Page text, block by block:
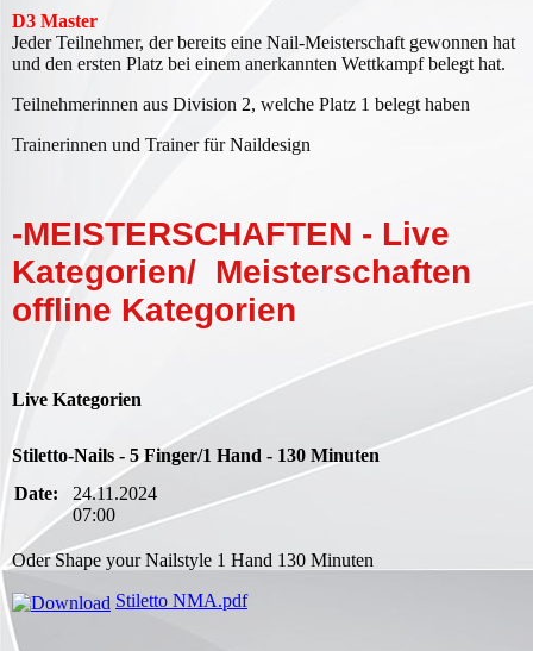
D3 Master
Jeder Teilnehmer, der bereits eine Nail-Meisterschaft gewonnen hat
und den ersten Platz bei einem anerkannten Wettkampf belegt hat.
Teilnehmerinnen aus Division 2, welche Platz 1 belegt haben
Trainerinnen und Trainer für Naildesign
-MEISTERSCHAFTEN - Live
Kategorien/ Meisterschaften
offline Kategorien
Live Kategorien
Stiletto-Nails - 5 Finger/1 Hand - 130 Minuten
Date:
24.11.2024
07:00
Oder Shape your Nailstyle 1 Hand 130 Minuten
Stiletto NMA.pdf